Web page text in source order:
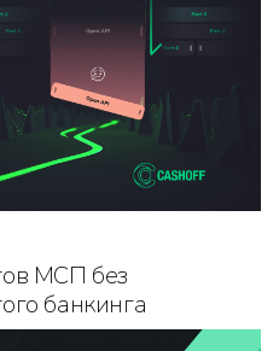
МСП без
банкинга